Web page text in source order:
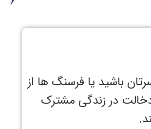
باشید یا فرسنگ ها از
دخالت در زندگی مشترک